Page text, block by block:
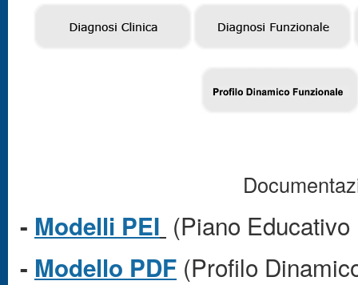
- Modelli PEI (Piano
- Modello PDF (Profilo